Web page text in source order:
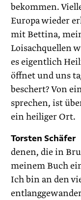
bekommen.
Europa wieder
mit Bettina,
Loisachquellen
es eigentlich
öffnet und uns
beschert? Von
sprechen, ist
ein heiliger Ort.
Torsten Schäfer
denen, die in
meinem Buch
Ich bin an den